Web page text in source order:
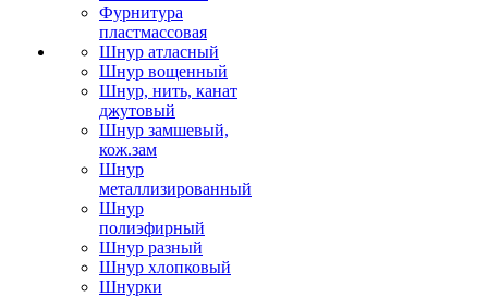
Фурнитура
пластмассовая
Шнур атласный
Шнур вощенный
Шнур, нить, канат
джутовый
Шнур замшевый,
кож.зам
Шнур
металлизированный
Шнур
полиэфирный
Шнур разный
Шнур хлопковый
Шнурки